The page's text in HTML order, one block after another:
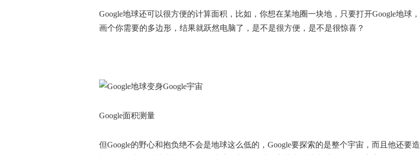
Google地球还可以很方便的计算面积，比如，你想在某地圈一块地，只要打开Google地球，
画个你需要的多边形，结果就跃然电脑了，是不是很方便，是不是很惊喜？
Google面积测量
但Google的野心和抱负绝不会是地球这么低的，Google要探索的是整个宇宙，而且他还要造